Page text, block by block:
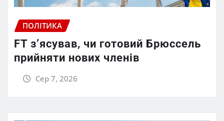
ПОЛІТИКА
FT зʼясував, чи готовий Брюссель
прийняти нових членів
Сер 7, 2026